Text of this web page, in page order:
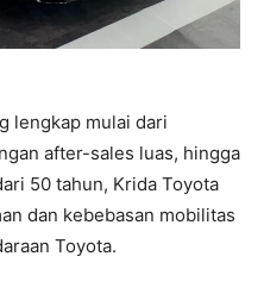
lengkap mulai dari
after-sales luas, hingga
50 tahun, Krida Toyota
dan kebebasan mobilitas
Toyota.